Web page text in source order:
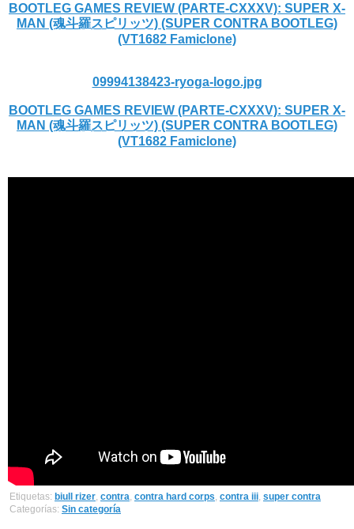
BOOTLEG GAMES REVIEW (PARTE-CXXXV): SUPER X-
MAN (魂斗羅スピリッツ) (SUPER CONTRA BOOTLEG)
(VT1682 Famiclone)
09994138423-ryoga-logo.jpg
BOOTLEG GAMES REVIEW (PARTE-CXXXV): SUPER X-
MAN (魂斗羅スピリッツ) (SUPER CONTRA BOOTLEG)
(VT1682 Famiclone)
Etiquetas: biull rizer, contra, contra hard corps, contra iii, super contra
Categorías: Sin categoría